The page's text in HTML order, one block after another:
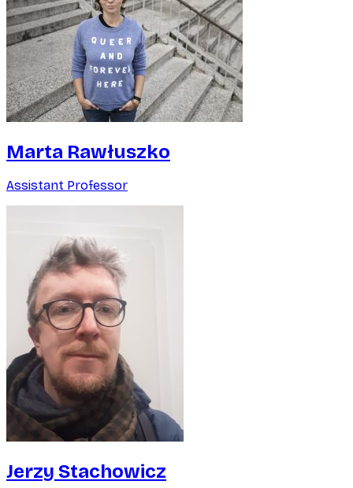
Marta Rawłuszko
Assistant Professor
Jerzy Stachowicz